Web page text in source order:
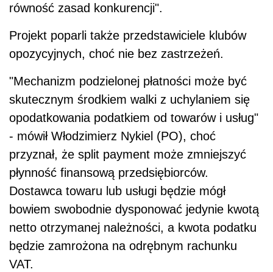
równość zasad konkurencji".
Projekt poparli także przedstawiciele klubów
opozycyjnych, choć nie bez zastrzeżeń.
"Mechanizm podzielonej płatności może być
skutecznym środkiem walki z uchylaniem się
opodatkowania podatkiem od towarów i usług"
- mówił Włodzimierz Nykiel (PO), choć
przyznał, że split payment może zmniejszyć
płynność finansową przedsiębiorców.
Dostawca towaru lub usługi będzie mógł
bowiem swobodnie dysponować jedynie kwotą
netto otrzymanej należności, a kwota podatku
będzie zamrożona na odrębnym rachunku
VAT.